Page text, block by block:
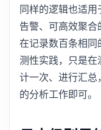
同样的逻辑也适
告警、可高效聚
在记录数百条相
测性实践，只是
计一次、进行汇
的分析工作即可。